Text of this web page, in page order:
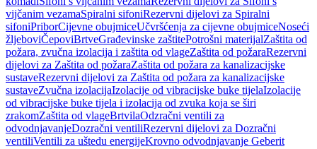
vijčanim vezamaSpiralni sifoniRezervni dijelovi za Spiralni
sifoniPriborCijevne obujmiceUčvršćenja za cijevne obujmiceNoseći
žljeboviČepoviBrtveGrađevinske zaštitePotrošni materijalZaštita od
požara, zvučna izolacija i zaštita od vlageZaštita od požaraRezervni
dijelovi za Zaštita od požaraZaštita od požara za kanalizacijske
sustaveRezervni dijelovi za Zaštita od požara za kanalizacijske
sustaveZvučna izolacijaIzolacije od vibracijske buke tijelaIzolacije
od vibracijske buke tijela i izolacija od zvuka koja se širi
zrakomZaštita od vlageBrtvilaOdzračni ventili za
odvodnjavanjeDozračni ventiliRezervni dijelovi za Dozračni
ventiliVentili za uštedu energijeKrovno odvodnjavanje Geberit